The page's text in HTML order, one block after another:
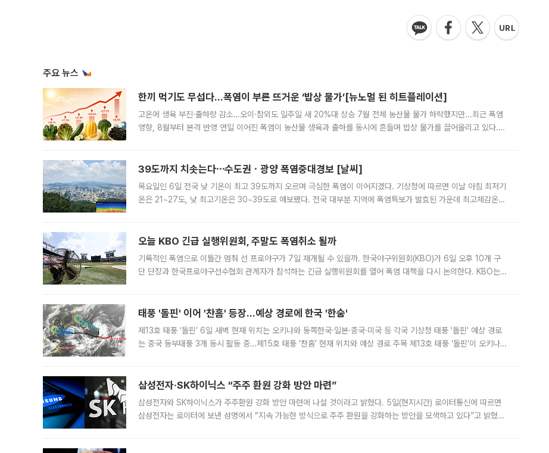
주요 뉴스
한끼 먹기도 무섭다...폭염이 부른 뜨거운 ‘밥상 물가’[뉴노멀 된 히트플레이션]
고온에 생육 부진·출하량 감소…오이·참외도 일주일 새 20%대 상승 7월 전체 농산물 물가 하락했지만...최근 폭염
영향, 8월부터 본격 반영 연일 이어진 폭염이 농산물 생육과 출하를 동시에 흔들며 밥상 물가를 끌어올리고 있다.
39도까지 치솟는다⋯수도권ㆍ광양 폭염중대경보 [날씨]
목요일인 6일 전국 낮 기온이 최고 39도까지 오르며 극심한 폭염이 이어지겠다. 기상청에 따르면 이날 아침 최저기
온은 21~27도, 낮 최고기온은 30~39도로 예보됐다. 전국 대부분 지역에 폭염특보가 발효된 가운데 최고체감온도
오늘 KBO 긴급 실행위원회, 주말도 폭염취소 될까
기록적인 폭염으로 이틀간 멈춰 선 프로야구가 7일 재개될 수 있을까. 한국야구위원회(KBO)가 6일 오후 10개 구
단 단장과 한국프로야구선수협회 관계자가 참석하는 긴급 실행위원회를 열어 폭염 대책을 다시 논의한다. KBO는
태풍 '돌핀' 이어 '찬홈' 등장…예상 경로에 한국 '한숨'
제13호 태풍 ‘돌핀’ 6일 새벽 현재 위치는 오키나와 동쪽한국·일본·중국·미국 등 각국 기상청 태풍 '돌핀' 예상 경로
는 중국 동부태풍 3개 동시 활동 중…제15호 태풍 '찬홈' 현재 위치와 예상 경로 주목 제13호 태풍 ‘돌핀’이 오키나와
삼성전자·SK하이닉스 “주주 환원 강화 방안 마련”
삼성전자와 SK하이닉스가 주주환원 강화 방안 마련에 나설 것이라고 밝혔다. 5일(현지시간) 로이터통신에 따르면
삼성전자는 로이터에 보낸 성명에서 “지속 가능한 방식으로 주주 환원을 강화하는 방안을 모색하고 있다”고 밝혔다.